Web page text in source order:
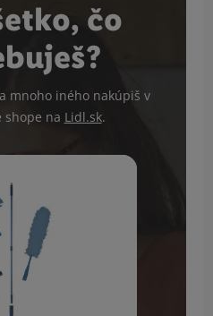
čo
mnoho iného nakúpiš v
shope na Lidl.sk.